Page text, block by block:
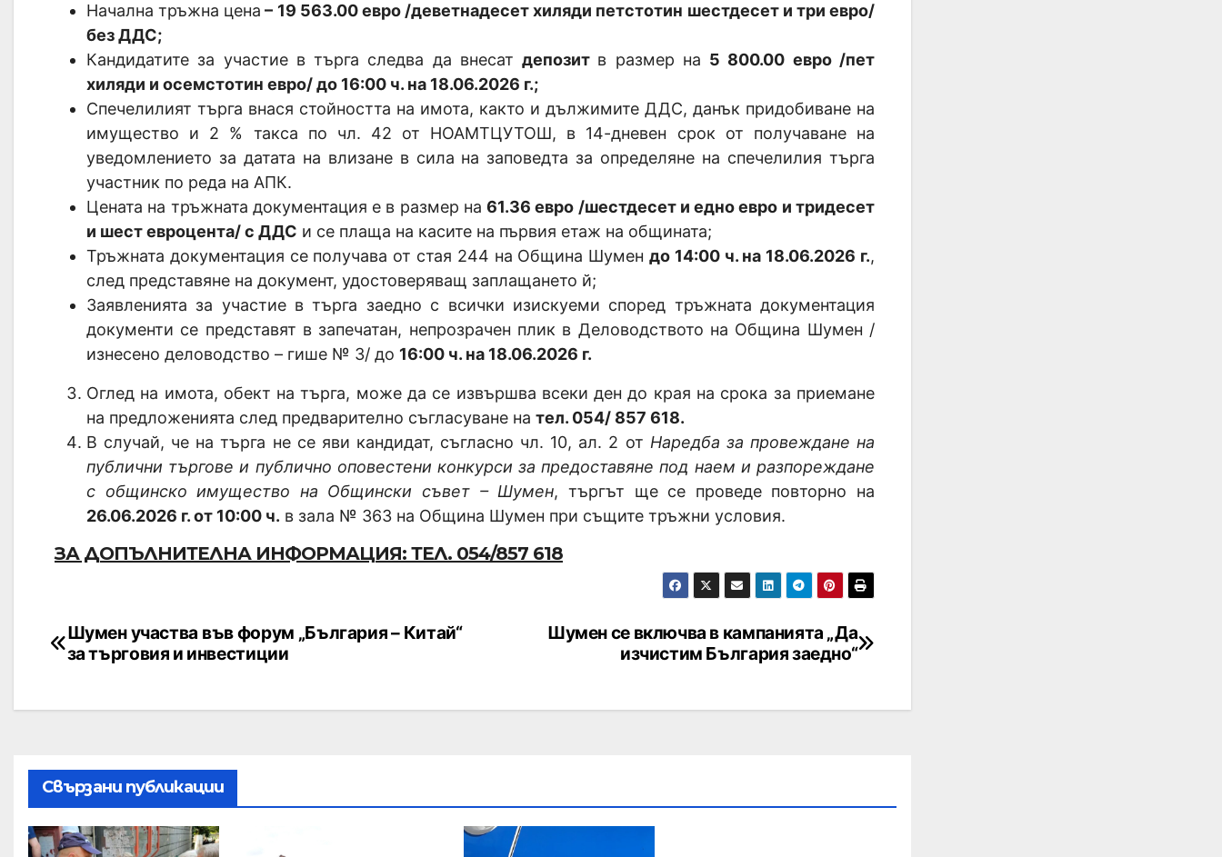
Начална тръжна цена – 19 563.00 евро/деветнадесет хиляди петстотин шестдесет и три евро/
без ДДС;
Кандидатите за участие в търга следва да внесатдепозит в размер на 5 800.00 евро /пет
хиляди и осемстотин евро/ до 16:00 ч. на 18.06.2026 г.;
Спечелилият търга внася стойността на имота, както и дължимите ДДС, данък придобиване на
имущество и 2 % такса по чл. 42 от НОАМТЦУТОШ, в 14-дневен срок от получаване на
уведомлението за датата на влизане в сила на заповедта за определяне на спечелилия търга
участник по реда на АПК.
Цената на тръжната документация е в размер на61.36 евро /шестдесет и едно евро и тридесет
и шест евроцента/ с ДДС и се плаща на касите на първия етаж на общината;
Тръжната документация се получава от стая 244 на Община Шумен до 14:00 ч. на 18.06.2026 г.,
след представяне на документ, удостоверяващ заплащането й;
Заявленията за участие в търга заедно с всички изискуеми според тръжната документация
документи се представят в запечатан, непрозрачен плик в Деловодството на Община Шумен /
изнесено деловодство – гише № 3/ до 16:00 ч. на 18.06.2026 г.
Оглед на имота, обект на търга, може да се извършва всеки ден до края на срока за приемане
на предложенията след предварително съгласуване на тел. 054/ 857 618.
В случай, че на търга не се яви кандидат, съгласно чл. 10, ал. 2 от Наредба за провеждане на
публични търгове и публично оповестени конкурси за предоставяне под наем и разпореждане
с общинско имущество на Общински съвет – Шумен, търгът ще се проведе повторно на
26.06.2026 г. от 10:00 ч. в зала № 363 на Община Шумен при същите тръжни условия.
ЗА ДОПЪЛНИТЕЛНА ИНФОРМАЦИЯ: ТЕЛ. 054/857 618
Шумен се включва в кампанията „Да
изчистим България заедно“
Шумен участва във форум „България – Китай“
за търговия и инвестиции
Свързани публикации